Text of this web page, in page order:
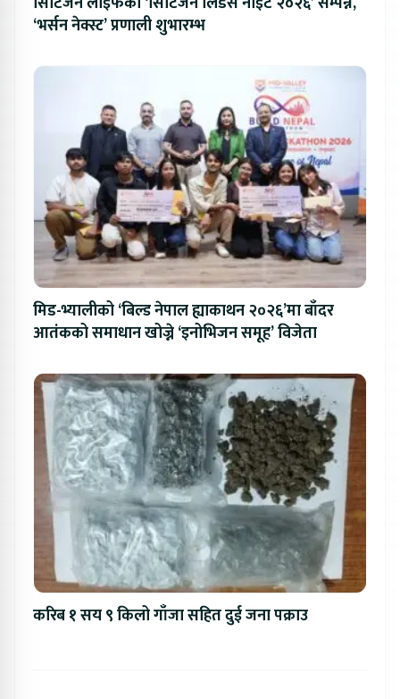
‘भर्सन नेक्स्ट’ प्रणाली शुभारम्भ
मिड-भ्यालीको ‘बिल्ड नेपाल ह्याकाथन २०२६’मा बाँदर
आतंकको समाधान खोज्ने ‘इनोभिजन समूह’ विजेता
करिब १ सय ९ किलो गाँजा सहित दुई जना पक्राउ